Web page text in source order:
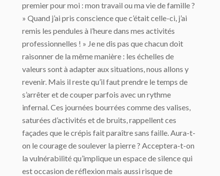
premier pour moi : mon travail ou ma vie de famille ?
» Quand j’ai pris conscience que c’était celle-ci, j’ai
remis les pendules à l’heure dans mes activités
professionnelles ! » Je ne dis pas que chacun doit
raisonner de la même manière : les échelles de
valeurs sont à adapter aux situations, nous allons y
revenir. Mais il reste qu’il faut prendre le temps de
s’arrêter et de couper parfois avec un rythme
infernal. Ces journées bourrées comme des valises,
saturées d’activités et de bruits, rappellent ces
façades que le crépis fait paraître sans faille. Aura-t-
on le courage de soulever la pierre ? Acceptera-t-on
la vulnérabilité qu’implique un espace de silence qui
est occasion de réflexion mais aussi risque de